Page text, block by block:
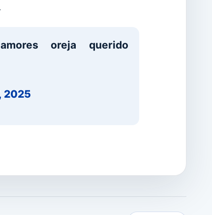
oreja querido
2025